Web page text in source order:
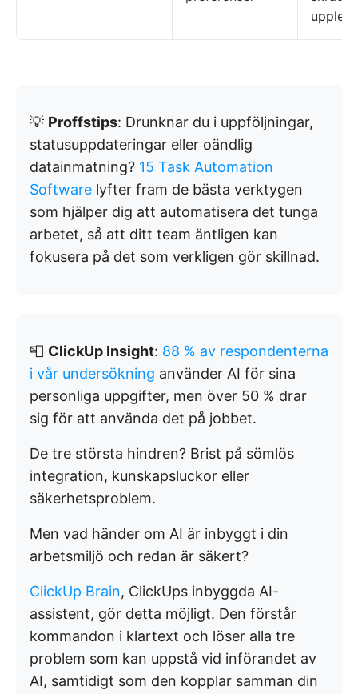
💡 Proffstips: Drunknar du i uppföljningar,
statusuppdateringar eller oändlig
datainmatning? 15 Task Automation
Software lyfter fram de bästa verktygen
som hjälper dig att automatisera det tunga
arbetet, så att ditt team äntligen kan
fokusera på det som verkligen gör skillnad.
📮 ClickUp Insight: 88 % av respondenterna
i vår undersökning använder AI för sina
personliga uppgifter, men över 50 % drar
sig för att använda det på jobbet.
De tre största hindren? Brist på sömlös
integration, kunskapsluckor eller
säkerhetsproblem.
Men vad händer om AI är inbyggt i din
arbetsmiljö och redan är säkert?
ClickUp Brain, ClickUps inbyggda AI-
assistent, gör detta möjligt. Den förstår
kommandon i klartext och löser alla tre
problem som kan uppstå vid införandet av
AI, samtidigt som den kopplar samman din